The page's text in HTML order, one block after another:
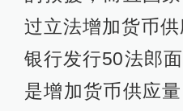
过立法增加货币
银行发行50法郎
是增加货币供应